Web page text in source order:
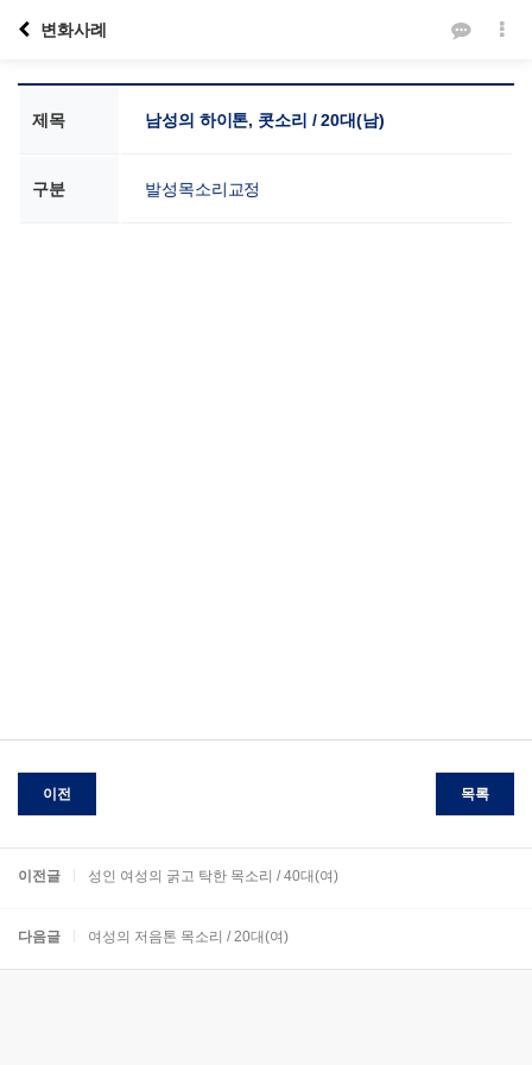
변화사례
제목 남성의 하이톤, 콧소리 / 20대(남)
구분 발성목소리교정
이전 목록
이전글 성인 여성의 굵고 탁한 목소리 / 40대(여)
다음글 여성의 저음톤 목소리 / 20대(여)